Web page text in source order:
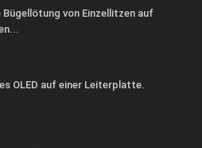
von Einzellitzen auf
OLED auf einer Leiterplatte.